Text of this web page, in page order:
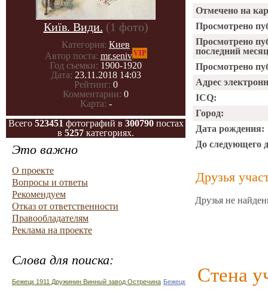
Київ. Види. (1 фото)
Категория: Киев
Автор поста: mr.senivVIP
Год съемки: 1900-1920
Дата: 23.11.2018 14:03
Рейтинг: 0
Комментарии: 0
Карта: -
Всего 523451 фотографий в 300790постах
в 5257 категориях.
Это важно
О проекте
Вопросы и ответы
Рекомендуем
Отказ от ответственности
Правообладателям
Реклама на проекте
Слова для поиска:
Бежецк 1911 Дружинин Винный завод Остречина Бежецк
Отмечено на
Просмотрено
Просмотрено
последний
Просмотрено
Адрес
ICQ:
Город:
Дата рождения:
До следующего
Друзья
Друзья не
Стена